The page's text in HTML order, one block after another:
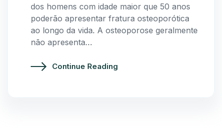
dos homens com idade maior que 50 anos
poderão apresentar fratura osteoporótica
ao longo da vida. A osteoporose geralmente
não apresenta…
Continue Reading